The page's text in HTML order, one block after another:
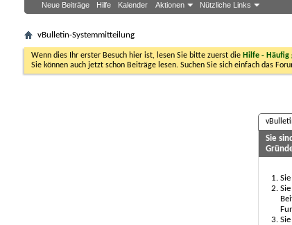
Neue Beiträge Hilfe Kalender Aktionen Nützliche Links
vBulletin-Systemmitteilung
Wenn dies Ihr erster Besuch hier ist, lesen Sie bitte zuerst die Hilfe - Häufig
Sie können auch jetzt schon Beiträge lesen. Suchen Sie sich einfach das
Sie